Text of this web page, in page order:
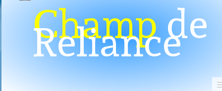
Champde
Reliance
Contact